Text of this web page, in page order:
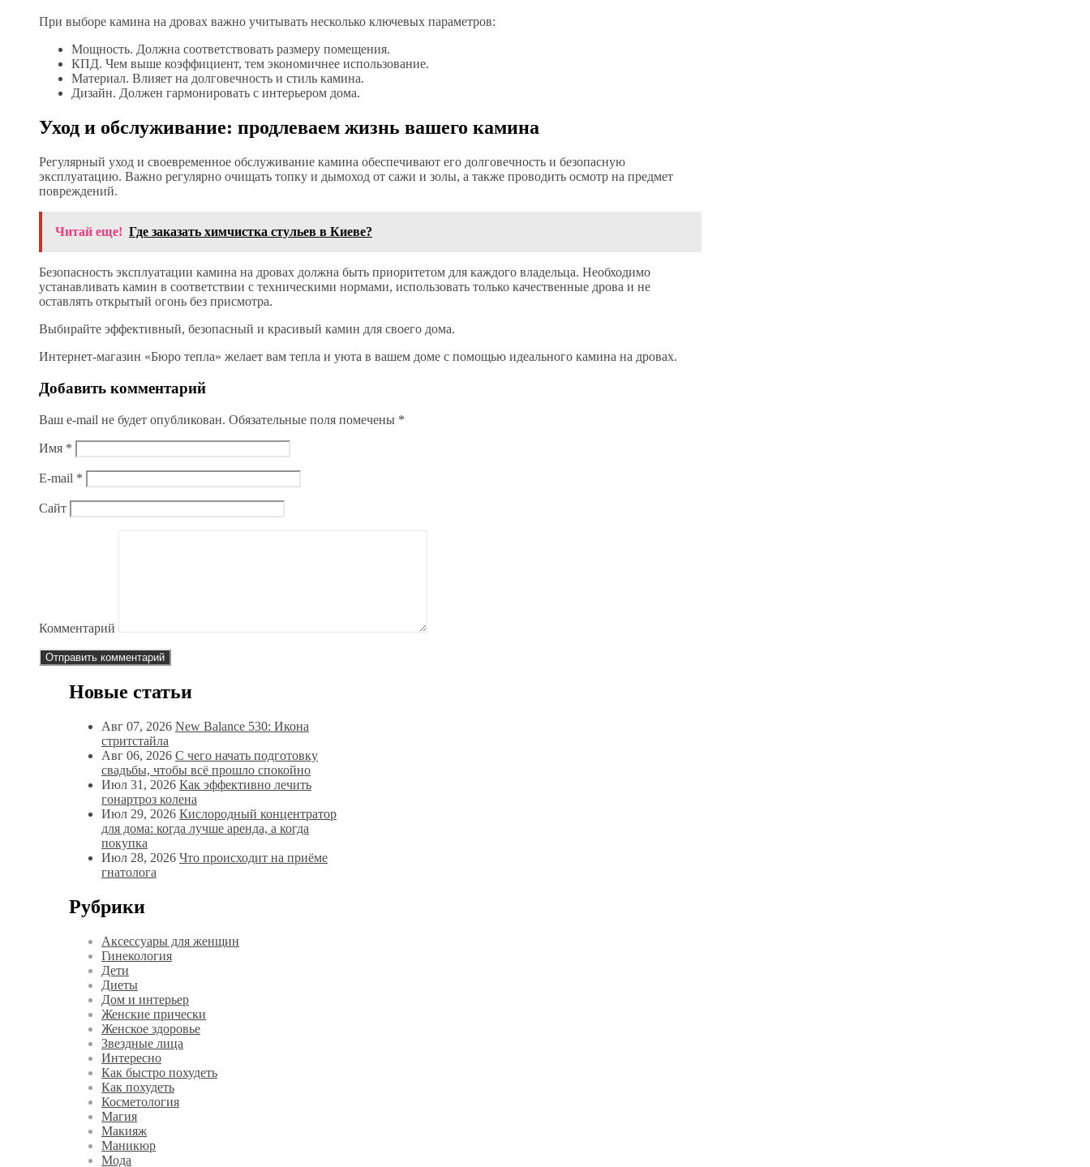
При выборе камина на дровах важно учитывать несколько ключевых параметров:
Мощность. Должна соответствовать размеру помещения.
КПД. Чем выше коэффициент, тем экономичнее использование.
Материал. Влияет на долговечность и стиль камина.
Дизайн. Должен гармонировать с интерьером дома.
Уход и обслуживание: продлеваем жизнь вашего камина
Регулярный уход и своевременное обслуживание камина обеспечивают его долговечность и безопасную
эксплуатацию. Важно регулярно очищать топку и дымоход от сажи и золы, а также проводить осмотр на предмет
повреждений.
Читай еще! Где заказать химчистка стульев в Киеве?
Безопасность эксплуатации камина на дровах должна быть приоритетом для каждого владельца. Необходимо
устанавливать камин в соответствии с техническими нормами, использовать только качественные дрова и не
оставлять открытый огонь без присмотра.
Выбирайте эффективный, безопасный и красивый камин для своего дома.
Интернет-магазин «Бюро тепла» желает вам тепла и уюта в вашем доме с помощью идеального камина на дровах.
Добавить комментарий
Ваш e-mail не будет опубликован. Обязательные поля помечены *
Имя *
E-mail *
Сайт
Комментарий
Новые статьи
Авг 07, 2026 New Balance 530: Икона
стритстайла
Авг 06, 2026 С чего начать подготовку
свадьбы, чтобы всё прошло спокойно
Июл 31, 2026 Как эффективно лечить
гонартроз колена
Июл 29, 2026 Кислородный концентратор
для дома: когда лучше аренда, а когда
покупка
Июл 28, 2026 Что происходит на приёме
гнатолога
Рубрики
Аксессуары для женщин
Гинекология
Дети
Диеты
Дом и интерьер
Женские прически
Женское здоровье
Звездные лица
Интересно
Как быстро похудеть
Как похудеть
Косметология
Магия
Макияж
Маникюр
Мода